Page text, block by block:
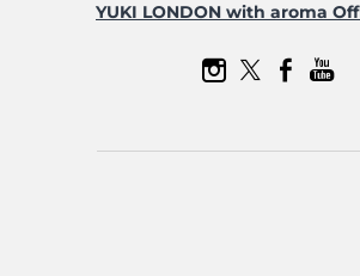
YUKI LONDON with aroma